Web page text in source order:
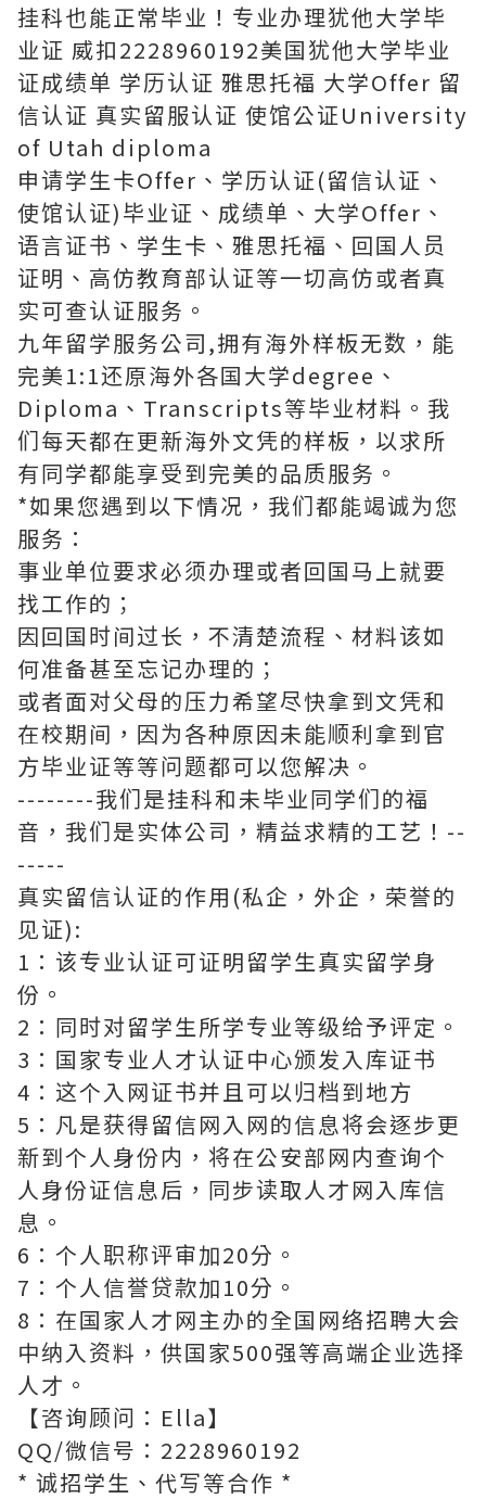
挂科也能正常毕业！专业办理犹他大学毕
业证 威扣2228960192美国犹他大学毕业
证成绩单 学历认证 雅思托福 大学Offer 留
信认证 真实留服认证 使馆公证University
of Utah diploma
申请学生卡Offer、学历认证(留信认证、
使馆认证)毕业证、成绩单、大学Offer、
语言证书、学生卡、雅思托福、回国人员
证明、高仿教育部认证等一切高仿或者真
实可查认证服务。
九年留学服务公司,拥有海外样板无数，能
完美1:1还原海外各国大学degree、
Diploma、Transcripts等毕业材料。我
们每天都在更新海外文凭的样板，以求所
有同学都能享受到完美的品质服务。
*如果您遇到以下情况，我们都能竭诚为您
服务：
事业单位要求必须办理或者回国马上就要
找工作的；
因回国时间过长，不清楚流程、材料该如
何准备甚至忘记办理的；
或者面对父母的压力希望尽快拿到文凭和
在校期间，因为各种原因未能顺利拿到官
方毕业证等等问题都可以您解决。
--------我们是挂科和未毕业同学们的福
音，我们是实体公司，精益求精的工艺！--
-----
真实留信认证的作用(私企，外企，荣誉的
见证):
1：该专业认证可证明留学生真实留学身
份。
2：同时对留学生所学专业等级给予评定。
3：国家专业人才认证中心颁发入库证书
4：这个入网证书并且可以归档到地方
5：凡是获得留信网入网的信息将会逐步更
新到个人身份内，将在公安部网内查询个
人身份证信息后，同步读取人才网入库信
息。
6：个人职称评审加20分。
7：个人信誉贷款加10分。
8：在国家人才网主办的全国网络招聘大会
中纳入资料，供国家500强等高端企业选择
人才。
【咨询顾问：Ella】
QQ/微信号：2228960192
* 诚招学生、代写等合作 *